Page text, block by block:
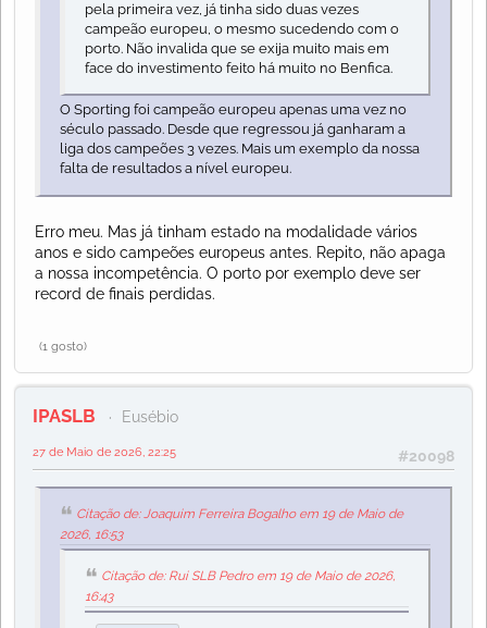
pela primeira vez, já tinha sido duas vezes
campeão europeu, o mesmo sucedendo com o
porto. Não invalida que se exija muito mais em
face do investimento feito há muito no Benfica.
O Sporting foi campeão europeu apenas uma vez no
século passado. Desde que regressou já ganharam a
liga dos campeões 3 vezes. Mais um exemplo da nossa
falta de resultados a nível europeu.
Erro meu. Mas já tinham estado na modalidade vários
anos e sido campeões europeus antes. Repito, não apaga
a nossa incompetência. O porto por exemplo deve ser
record de finais perdidas.
(1 gosto)
IPASLB Eusébio
#20098
27 de Maio de 2026, 22:25
Citação de: Joaquim Ferreira Bogalho em 19 de Maio de
2026, 16:53
Citação de: Rui SLB Pedro em 19 de Maio de 2026,
16:43